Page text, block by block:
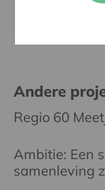
Andere
Regio 60
Ambitie: Een
samenleving